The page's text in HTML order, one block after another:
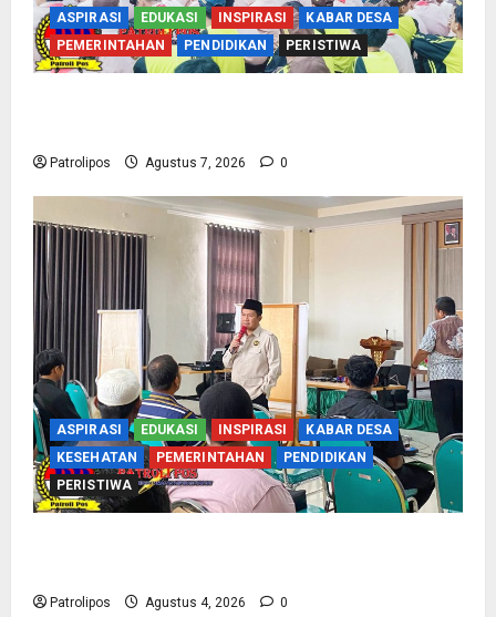
ASPIRASI EDUKASI INSPIRASI
KABAR DESA
PEMERINTAHAN
PENDIDIKAN PERISTIWA
Patrolipos Agustus 7, 2026 0
ASPIRASI EDUKASI INSPIRASI
KABAR DESA
KESEHATAN
PEMERINTAHAN
PENDIDIKAN
PERISTIWA
Patrolipos Agustus 4, 2026 0